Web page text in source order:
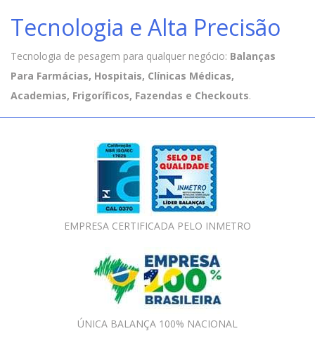
Tecnologia e Alta Precisão
Tecnologia de pesagem para qualquer negócio: Balanças
Para Farmácias, Hospitais, Clínicas Médicas,
Academias, Frigoríficos, Fazendas e Checkouts.
EMPRESA CERTIFICADA PELO INMETRO
ÚNICA BALANÇA 100% NACIONAL